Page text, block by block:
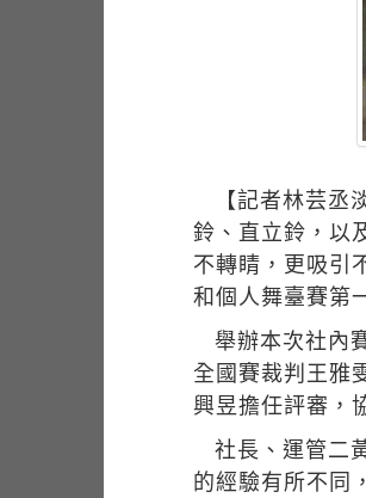
【記者林芸
鈴、直立鈴，以
不轉睛，更吸引
和個人舞臺賽第
舉辦本次社內
全國賽裁判王雅
興昱擔任評審，
社長、運管二
的經驗有所不同